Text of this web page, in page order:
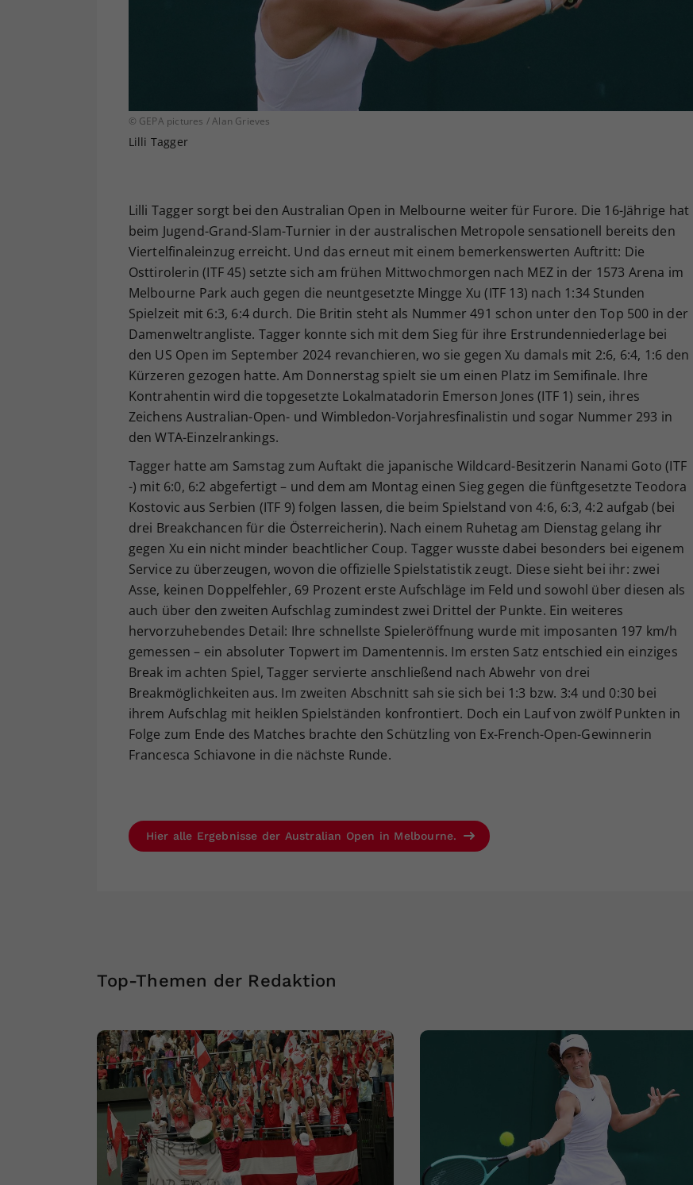
© GEPA pictures / Alan Grieves
Lilli Tagger
Lilli Tagger sorgt bei den Australian Open in Melbourne weiter für Furore. Die 16-Jährige hat
beim Jugend-Grand-Slam-Turnier in der australischen Metropole sensationell bereits den
Viertelfinaleinzug erreicht. Und das erneut mit einem bemerkenswerten Auftritt: Die
Osttirolerin (ITF 45) setzte sich am frühen Mittwochmorgen nach MEZ in der 1573 Arena im
Melbourne Park auch gegen die neuntgesetzte Mingge Xu (ITF 13) nach 1:34 Stunden
Spielzeit mit 6:3, 6:4 durch. Die Britin steht als Nummer 491 schon unter den Top 500 in der
Damenweltrangliste. Tagger konnte sich mit dem Sieg für ihre Erstrundenniederlage bei
den US Open im September 2024 revanchieren, wo sie gegen Xu damals mit 2:6, 6:4, 1:6 den
Kürzeren gezogen hatte. Am Donnerstag spielt sie um einen Platz im Semifinale. Ihre
Kontrahentin wird die topgesetzte Lokalmatadorin Emerson Jones (ITF 1) sein, ihres
Zeichens Australian-Open- und Wimbledon-Vorjahresfinalistin und sogar Nummer 293 in
den WTA-Einzelrankings.
Tagger hatte am Samstag zum Auftakt die japanische Wildcard-Besitzerin Nanami Goto (ITF
-) mit 6:0, 6:2 abgefertigt – und dem am Montag einen Sieg gegen die fünftgesetzte Teodora
Kostovic aus Serbien (ITF 9) folgen lassen, die beim Spielstand von 4:6, 6:3, 4:2 aufgab (bei
drei Breakchancen für die Österreicherin). Nach einem Ruhetag am Dienstag gelang ihr
gegen Xu ein nicht minder beachtlicher Coup. Tagger wusste dabei besonders bei eigenem
Service zu überzeugen, wovon die offizielle Spielstatistik zeugt. Diese sieht bei ihr: zwei
Asse, keinen Doppelfehler, 69 Prozent erste Aufschläge im Feld und sowohl über diesen als
auch über den zweiten Aufschlag zumindest zwei Drittel der Punkte. Ein weiteres
hervorzuhebendes Detail: Ihre schnellste Spieleröffnung wurde mit imposanten 197 km/h
gemessen – ein absoluter Topwert im Damentennis. Im ersten Satz entschied ein einziges
Break im achten Spiel, Tagger servierte anschließend nach Abwehr von drei
Breakmöglichkeiten aus. Im zweiten Abschnitt sah sie sich bei 1:3 bzw. 3:4 und 0:30 bei
ihrem Aufschlag mit heiklen Spielständen konfrontiert. Doch ein Lauf von zwölf Punkten in
Folge zum Ende des Matches brachte den Schützling von Ex-French-Open-Gewinnerin
Francesca Schiavone in die nächste Runde.
Hier alle Ergebnisse der Australian Open in Melbourne.
Top-Themen der Redaktion
Ihrer vorgenommen Einstellungen, falls der
Webseiten-Betreiber dies eingestellt hat.